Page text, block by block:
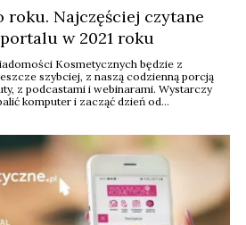
roku. Najczęściej czytane
w 2021 roku
Kosmetycznych będzie z
szybciej, z naszą codzienną porcją
z podcastami i webinarami. Wystarczy
komputer i zacząć dzień od
Analytics.